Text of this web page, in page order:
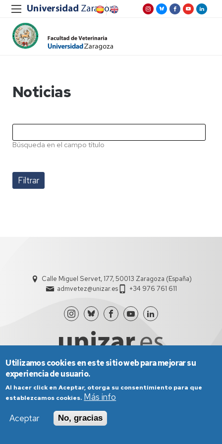
Noticias
Búsqueda en el campo título
Calle Miguel Servet, 177, 50013 Zaragoza (España)
admvetez@unizar.es
+34 976 761 611
Aviso Legal
Condiciones generales de uso
Política de Privacidad
Política de Accesibilidad
Utilizamos cookies en este sitio web para mejorar su
experiencia de usuario.
Al hacer click en Aceptar, otorga su consentimiento para que
establezcamos cookies. Más info
Aceptar
No, gracias